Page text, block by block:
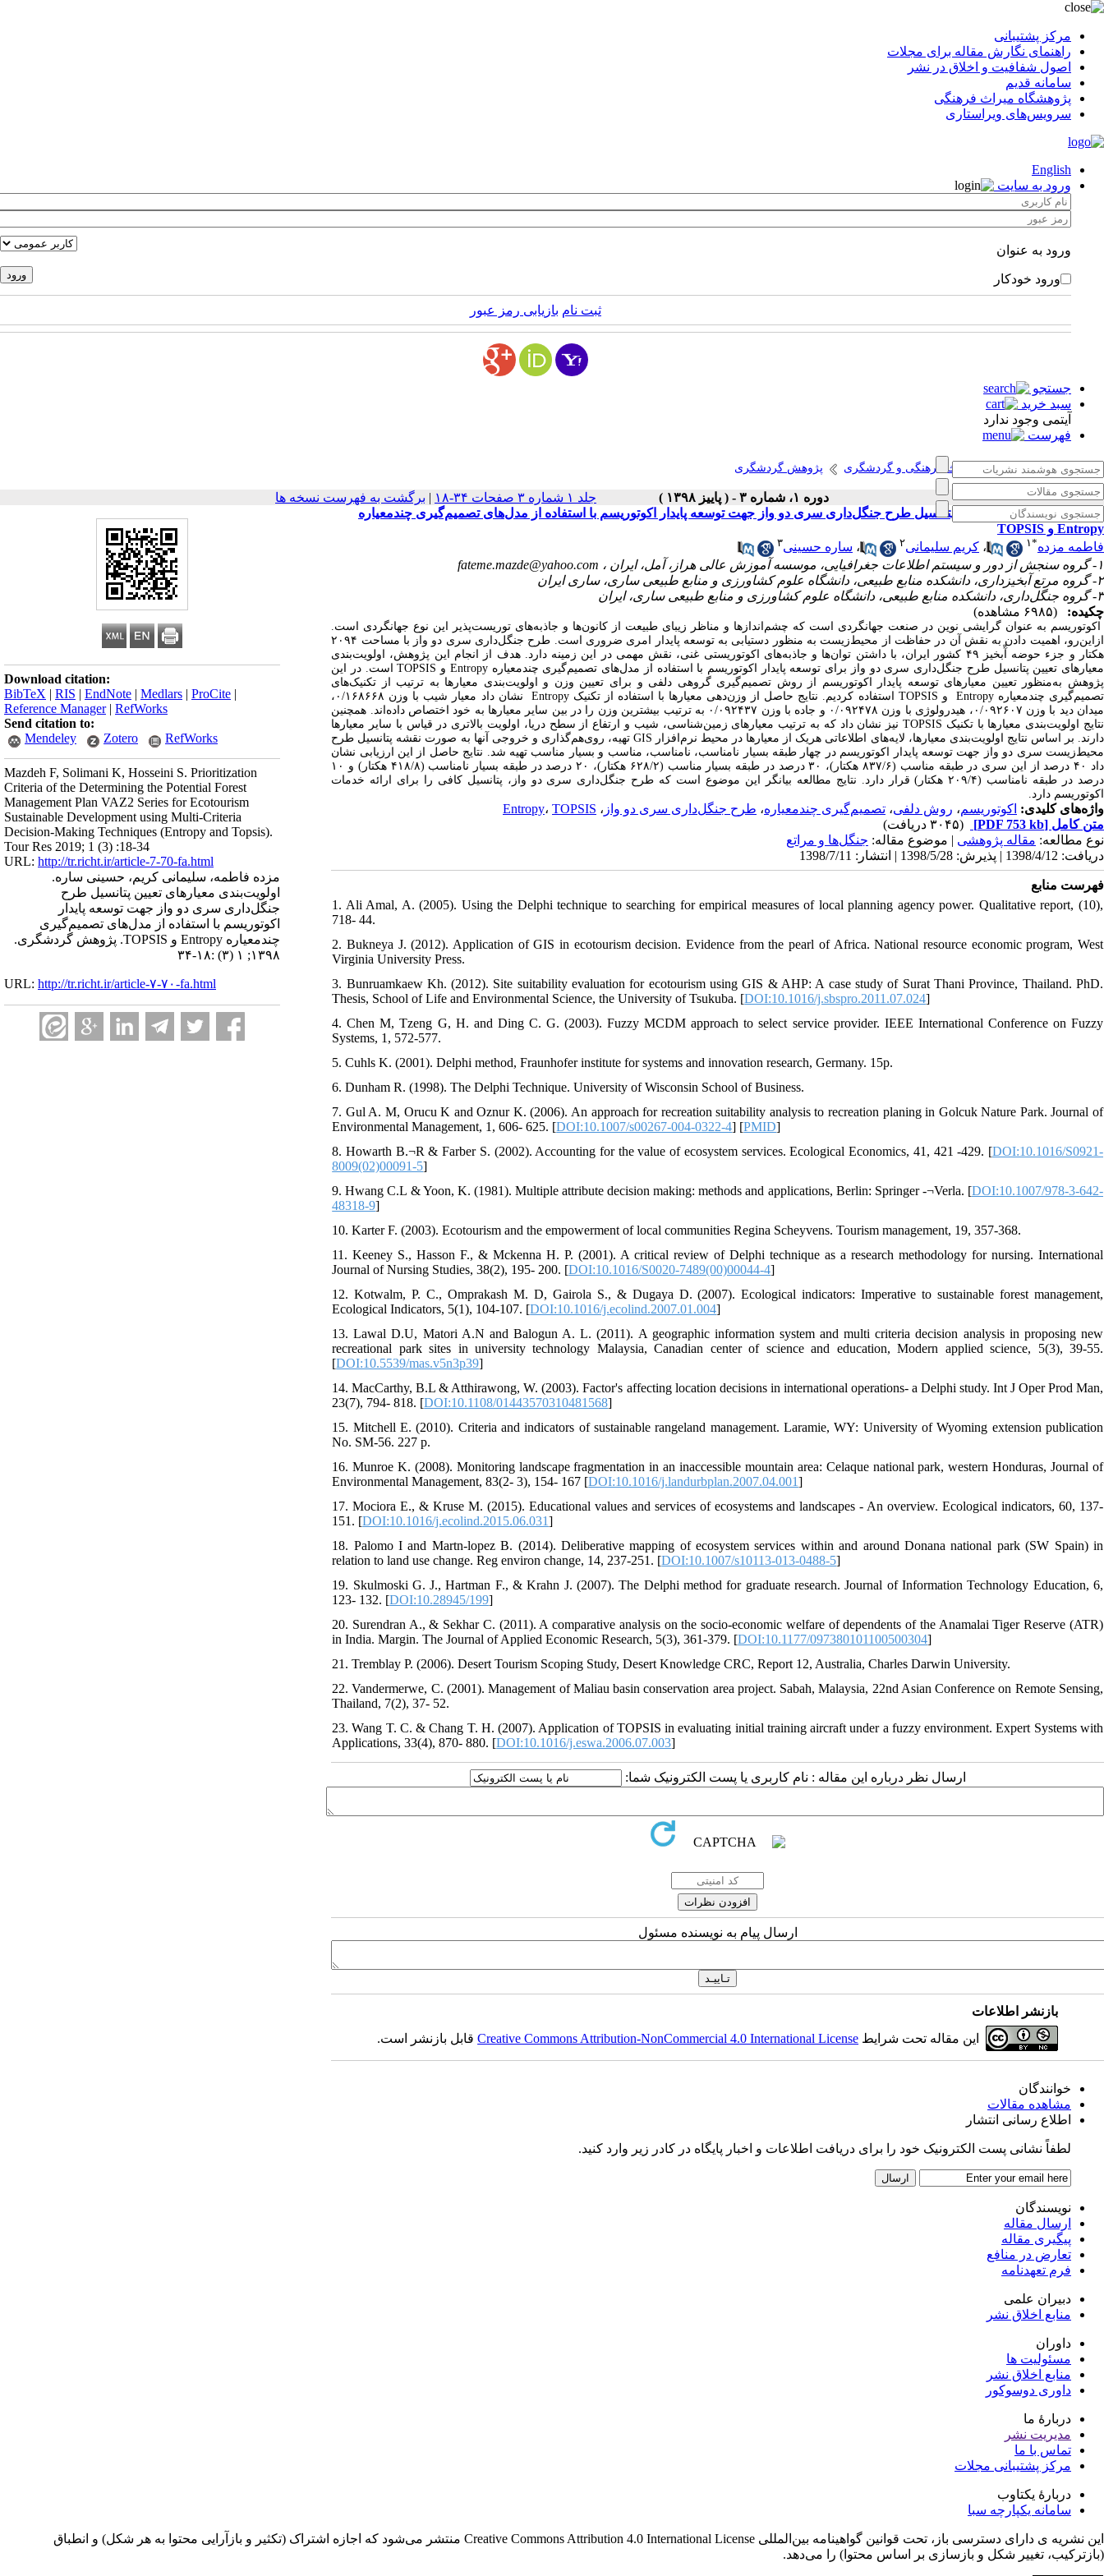
مرکز پشتیبانی
راهنمای نگارش مقاله برای مجلات
اصول شفافیت و اخلاق در نشر
سامانه قدیم
پژوهشگاه میراث فرهنگی
سرویس‌های ویراستاری
English
ورود به سایت
ورود به عنوان
ورود خودکار
ثبت نام بازیابی رمز عبور
جستجو
سبد خرید
آیتمی وجود ندارد
فهرست
انتشارات پژوهشگاه میراث فرهنگی و گردشگری پژوهش گردشگری
دوره ۱، شماره ۳ - ( پاییز ۱۳۹۸ ) جلد ۱ شماره ۳ صفحات ۳۴-۱۸ | برگشت به فهرست نسخه ها
Download citation:
BibTeX | RIS | EndNote | Medlars | ProCite |
Reference Manager| RefWorks
Send citation to:
Mendeley
Zotero RefWorks
Mazdeh F, Solimani K, Hosseini S. Prioritization
Criteria of the Determining the Potential Forest
Management Plan VAZ2 Series for Ecotourism
Sustainable Development using Multi-Criteria
Decision-Making Techniques (Entropy and Topsis).
Tour Res 2019; 1 (3) :18-34
URL: http://tr.richt.ir/article-7-70-fa.html
مزده فاطمه، سلیمانی کریم، حسینی ساره.
اولویت‌بندی معیارهای تعیین پتانسیل طرح
جنگل‌داری سری دو واز جهت توسعه پایدار
اکوتوریسم با استفاده از مدل‌های تصمیم‌گیری
چندمعیاره Entropy و TOPSIS. پژوهش گردشگری.
۱۳۹۸; ۱ (۳) :۱۸-۳۴
URL: http://tr.richt.ir/article-۷-۷۰-fa.html
اولویت‌بندی معیارهای تعیین پتانسیل طرح جنگل‌داری سری دو واز جهت توسعه پایدار اکوتوریسم با استفاده از مدل‌های تصمیم‌گیری چندمعیاره
Entropy و TOPSIS
فاطمه مزده*۱ ، کریم سلیمانی۲ ، ساره حسینی۳
۱- گروه سنجش از دور و سیستم اطلاعات جغرافیایی، موسسه آموزش عالی هراز، آمل، ایران ،
fateme.mazde@yahoo.com
۲- گروه مرتع آبخیزداری، دانشکده منابع طبیعی، دانشگاه علوم کشاورزی و منابع طبیعی ساری، ساری ایران
۳- گروه جنگل‌داری، دانشکده منابع طبیعی، دانشگاه علوم کشاورزی و منابع طبیعی ساری، ایران
چکیده:
(۶۹۸۵ مشاهده)
اکوتوریسم به عنوان گرایشی نوین در صنعت جهانگردی است که چشم‌اندازها و مناظر زیبای طبیعت از کانون‌ها و جاذبه‌های توریست‌پذیر این نوع جهانگردی است.
ازاین‌‌رو، اهمیت دادن به نقش آن در حفاظت از محیط‌زیست به منظور دستیابی به توسعه پایدار امری ضروری است. طرح جنگل‌داری سری دو واز با مساحت ۲۰۹۴
هکتار و جزء حوضه آّبخیز ۴۹ کشور ایران، با داشتن توان‌ها و جاذبه‌های اکوتوریستی غنی، نقش مهمی در این زمینه دارد. هدف از انجام این پژوهش، اولویت‌بندی
معیارهای تعیین پتانسیل طرح جنگل‌داری سری دو واز برای توسعه پایدار اکوتوریسم با استفاده از مدل‌های تصمیم‌گیری چندمعیاره Entropy و TOPSIS است. در این
پژوهش به‌منظور تعیین معیار‌های توسعه پایدار اکوتوریسم از روش تصمیم‌گیری گروهی دلفی و برای تعیین وزن و اولویت‌بندی معیار‌ها به ترتیب از تکنیک‌های
تصمیم‌گیری چندمعیاره Entropy و TOPSIS استفاده کردیم. نتایج حاصل از وزن‌دهی معیار‌ها با استفاده از تکنیک Entropy نشان داد معیار شیب با وزن ۰/
۱۶۸۶۶۸
،
میدان دید با وزن ۰/ ۰۹۲۶۰۷ ، هیدرولوژی با وزن ۰/ ۰۹۲۴۷۸ و جاده با وزن ۰/ ۰۹۲۴۳۷
به ترتیب بیشترین وزن را در بین سایر معیارها به خود اختصاص داده‌اند. همچنین
نتایج اولویت‌بندی معیار‌ها با تکنیک TOPSIS نیز نشان داد که به ترتیب معیار‌های زمین‌شناسی، شیب و ارتفاع از سطح دریا، اولویت بالاتری در قیاس با سایر معیارها
دارند. بر اساس نتایج اولویت‌بندی معیار‌ها، لایه‌های اطلاعاتی هریک از معیارها در محیط نرم‌افزار GIS تهیه، روی‌هم‌گذاری و خروجی آنها به صورت نقشه پتانسیل طرح
محیط‌زیست سری دو واز جهت توسعه پایدار اکوتوریسم در چهار طبقه بسیار نامناسب، نامناسب، مناسب و بسیار مناسب تهیه شد. نتایج حاصل از این ارزیابی نشان
داد ۴۰ درصد از این سری در طبقه مناسب (۸۳۷/۶ هکتار)، ۳۰ درصد در طبقه بسیار مناسب (۶۲۸/۲ هکتار)، ۲۰ درصد در طبقه بسیار نامناسب (
۴۱۸
/۸ هکتار) و ۱۰
درصد در طبقه نامناسب (۲۰۹/۴ هکتار) قرار دارد. نتایج مطالعه بیانگر این موضوع است که طرح جنگل‌داری سری دو واز، پتانسیل کافی را برای ارائه خدمات
اکوتوریسم دارد.
واژه‌های کلیدی: اکوتوریسم، روش دلفی، تصمیم‌گیری چندمعیاره، طرح جنگل‌داری سری دو واز ، Entropy، TOPSIS
متن کامل [PDF 753 kb]
(۳۰۴۵ دریافت)
نوع مطالعه: مقاله پژوهشی | موضوع مقاله: جنگل‌ها و مراتع
دریافت: 1398/4/12 | پذیرش: 1398/5/28 | انتشار: 1398/7/11
فهرست منابع
1. Ali Amal, A. (2005). Using the Delphi technique to searching for empirical measures of local planning agency power. Qualitative report, (10),
718- 44.
2. Bukneya J. (2012). Application of GIS in ecotourism decision. Evidence from the pearl of Africa. National resource economic program, West
Virginia University Press.
3. Bunruamkaew Kh. (2012). Site suitability evaluation for ecotourism using GIS & AHP: A case study of Surat Thani Province, Thailand. PhD.
Thesis, School of Life and Environmental Science, the University of Tsukuba. [DOI:10.1016/j.sbspro.2011.07.024]
4. Chen M, Tzeng G, H. and Ding C. G. (2003). Fuzzy MCDM approach to select service provider. IEEE International Conference on Fuzzy
Systems, 1, 572-577.
5. Cuhls K. (2001). Delphi method, Fraunhofer institute for systems and innovation research, Germany. 15p.
6. Dunham R. (1998). The Delphi Technique. University of Wisconsin School of Business.
7. Gul A. M, Orucu K and Oznur K. (2006). An approach for recreation suitability analysis to recreation planing in Golcuk Nature Park. Journal of
Environmental Management, 1, 606- 625. [DOI:10.1007/s00267-004-0322-4] [PMID]
8. Howarth B.¬R & Farber S. (2002). Accounting for the value of ecosystem services. Ecological Economics, 41, 421 -429. [DOI:10.1016/S0921-
8009(02)00091-5]
9. Hwang C.L & Yoon, K. (1981). Multiple attribute decision making: methods and applications, Berlin: Springer -¬Verla. [DOI:10.1007/978-3-642-
48318-9]
10. Karter F. (2003). Ecotourism and the empowerment of local communities Regina Scheyvens. Tourism management, 19, 357-368.
11. Keeney S., Hasson F., & Mckenna H. P. (2001). A critical review of Delphi technique as a research methodology for nursing. International
Journal of Nursing Studies, 38(2), 195- 200. [DOI:10.1016/S0020-7489(00)00044-4]
12. Kotwalm, P. C., Omprakash M. D, Gairola S., & Dugaya D. (2007). Ecological indicators: Imperative to sustainable forest management,
Ecological Indicators, 5(1), 104-107. [DOI:10.1016/j.ecolind.2007.01.004]
13. Lawal D.U, Matori A.N and Balogun A. L. (2011). A geographic information system and multi criteria decision analysis in proposing new
recreational park sites in university technology Malaysia, Canadian center of science and education, Modern applied science, 5(3), 39-55.
[DOI:10.5539/mas.v5n3p39]
14. MacCarthy, B.L & Atthirawong, W. (2003). Factor's affecting location decisions in international operations- a Delphi study. Int J Oper Prod Man,
23(7), 794- 818. [DOI:10.1108/01443570310481568]
15. Mitchell E. (2010). Criteria and indicators of sustainable rangeland management. Laramie, WY: University of Wyoming extension publication
No. SM-56. 227 p.
16. Munroe K. (2008). Monitoring landscape fragmentation in an inaccessible mountain area: Celaque national park, western Honduras, Journal of
Environmental Management, 83(2- 3), 154- 167 [DOI:10.1016/j.landurbplan.2007.04.001]
17. Mociora E., & Kruse M. (2015). Educational values and services of ecosystems and landscapes - An overview. Ecological indicators, 60, 137-
151. [DOI:10.1016/j.ecolind.2015.06.031]
18. Palomo I and Martn-lopez B. (2014). Deliberative mapping of ecosystem services within and around Donana national park (SW Spain) in
relation to land use change. Reg environ change, 14, 237-251. [DOI:10.1007/s10113-013-0488-5]
19. Skulmoski G. J., Hartman F., & Krahn J. (2007). The Delphi method for graduate research. Journal of Information Technology Education, 6,
123- 132. [DOI:10.28945/199]
20. Surendran A., & Sekhar C. (2011). A comparative analysis on the socio-economic welfare of dependents of the Anamalai Tiger Reserve (ATR)
in India. Margin. The Journal of Applied Economic Research, 5(3), 361-379. [DOI:10.1177/097380101100500304]
21. Tremblay P. (2006). Desert Tourism Scoping Study, Desert Knowledge CRC, Report 12, Australia, Charles Darwin University.
22. Vandermerwe, C. (2001). Management of Maliau basin conservation area project. Sabah, Malaysia, 22nd Asian Conference on Remote Sensing,
Thailand, 7(2), 37- 52.
23. Wang T. C. & Chang T. H. (2007). Application of TOPSIS in evaluating initial training aircraft under a fuzzy environment. Expert Systems with
Applications, 33(4), 870- 880. [DOI:10.1016/j.eswa.2006.07.003]
ارسال نظر درباره این مقاله : نام کاربری یا پست الکترونیک شما:
ارسال پیام به نویسنده مسئول
بازنشر اطلاعات
این مقاله تحت شرایط Creative Commons Attribution-NonCommercial 4.0 International Licenseقابل بازنشر است.
خوانندگان
مشاهده مقالات
اطلاع رسانی انتشار
لطفاً نشانی پست الکترونیک خود را برای دریافت اطلاعات و اخبار پایگاه در کادر زیر وارد کنید.
نویسندگان
ارسال مقاله
پیگیری مقاله
تعارض در منافع
فرم تعهدنامه
دبیران علمی
منابع اخلاق نشر
داوران
مسئولیت ها
منابع اخلاق نشر
داوری دوسوکور
دربارۀ ما
مدیریت نشر
تماس با ما
مرکز پشتیبانی مجلات
دربارۀ یکتاوب
سامانه یکپارچه سبا
این نشریه ی دارای دسترسی باز، تحت قوانین گواهینامه بین‌المللی Creative Commons Attribution 4.0 International License منتشر می‌شود که اجازه اشتراک (تکثیر و بازآرایی محتوا به هر شکل) و انطباق
(بازترکیب، تغییر شکل و بازسازی بر اساس محتوا) را می‌دهد.